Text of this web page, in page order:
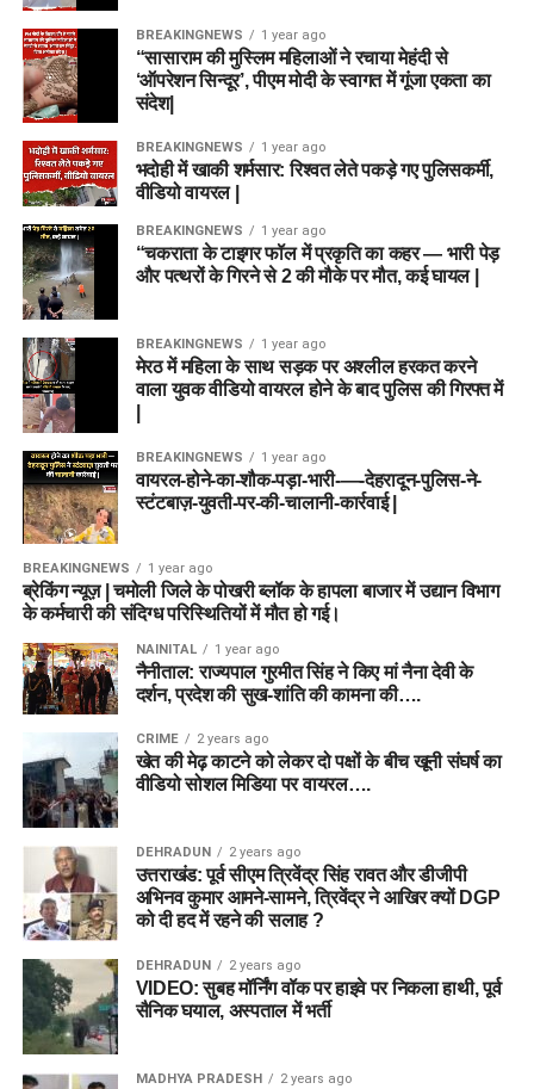
BREAKINGNEWS 1 year ago
“सासाराम की मुस्लिम महिलाओं ने रचाया मेहंदी से
‘ऑपरेशन सिन्दूर’, पीएम मोदी के स्वागत में गूंजा एकता का
संदेश|
BREAKINGNEWS 1 year ago
भदोही में खाकी शर्मसार: रिश्वत लेते पकड़े गए पुलिसकर्मी,
वीडियो वायरल |
BREAKINGNEWS 1 year ago
“चकराता के टाइगर फॉल में प्रकृति का कहर — भारी पेड़
और पत्थरों के गिरने से 2 की मौके पर मौत, कई घायल |
BREAKINGNEWS 1 year ago
मेरठ में महिला के साथ सड़क पर अश्लील हरकत करने
वाला युवक वीडियो वायरल होने के बाद पुलिस की गिरफ्त में
BREAKINGNEWS 1 year ago
वायरल-होने-का-शौक-पड़ा-भारी-—-देहरादून-पुलिस-ने-
स्टंटबाज़-युवती-पर-की-चालानी-कार्रवाई |
BREAKINGNEWS 1 year ago
ब्रेकिंग न्यूज़ | चमोली जिले के पोखरी ब्लॉक के हापला बाजार में उद्यान विभाग
के कर्मचारी की संदिग्ध परिस्थितियों में मौत हो गई।
NAINITAL 1 year ago
नैनीताल: राज्यपाल गुरमीत सिंह ने किए मां नैना देवी के
दर्शन, प्रदेश की सुख-शांति की कामना की….
CRIME 2 years ago
खेत की मेढ़ काटने को लेकर दो पक्षों के बीच खूनी संघर्ष का
वीडियो सोशल मिडिया पर वायरल….
DEHRADUN 2 years ago
उत्तराखंड: पूर्व सीएम त्रिवेंद्र सिंह रावत और डीजीपी
अभिनव कुमार आमने-सामने, त्रिवेंद्र ने आखिर क्यों DGP
को दी हद में रहने की सलाह ?
DEHRADUN 2 years ago
VIDEO: सुबह मॉर्निंग वॉक पर हाइवे पर निकला हाथी, पूर्व
सैनिक घयाल, अस्पताल में भर्ती
MADHYA PRADESH 2 years ago